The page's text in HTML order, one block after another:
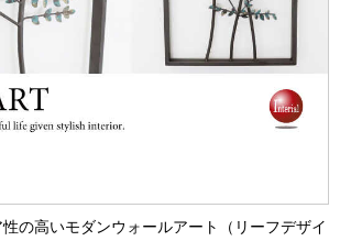
の高いモダンウォールアート（リーフデザイ